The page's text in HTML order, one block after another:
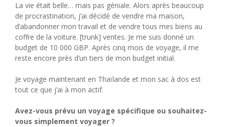
La vie était belle… mais pas géniale. Alors après beaucoup
de procrastination, j’ai décidé de vendre ma maison,
d’abandonner mon travail et de vendre tous mes biens au
coffre de la voiture. [trunk] ventes. Je me suis donné un
budget de 10 000 GBP. Après cinq mois de voyage, il me
reste encore près d’un tiers de mon budget initial.
Je voyage maintenant en Thaïlande et mon sac à dos est
tout ce que j’ai à mon actif.
Avez-vous prévu un voyage spécifique ou souhaitez-
vous simplement voyager ?